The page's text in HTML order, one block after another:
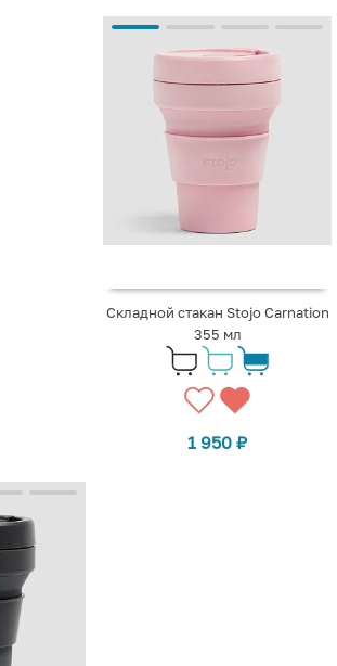
Складной стакан Stojo Carnation
355 мл
1 950 ₽